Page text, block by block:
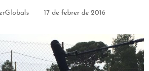
17 de febrer de 2016